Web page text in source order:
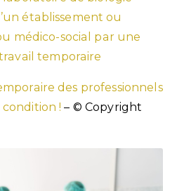
établissement ou
médico-social par une
temporaire
des professionnels
! – © Copyright